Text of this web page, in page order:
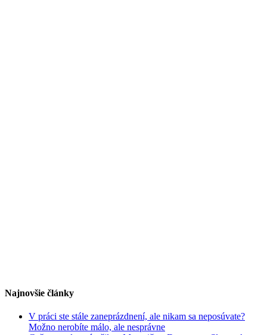
Najnovšie články
V práci ste stále zaneprázdnení, ale nikam sa neposúvate?
Možno nerobíte málo, ale nesprávne